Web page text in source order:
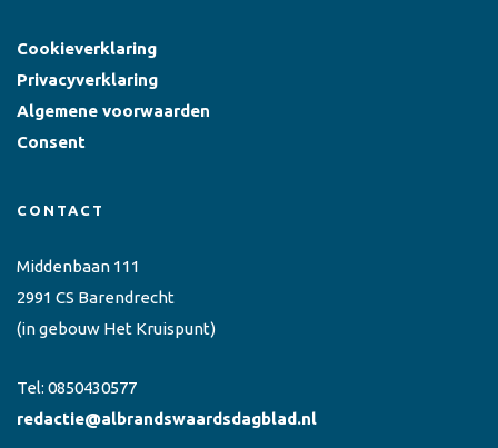
Cookieverklaring
Privacyverklaring
Algemene voorwaarden
Consent
CONTACT
Middenbaan 111
2991 CS Barendrecht
(in gebouw Het Kruispunt)
Tel: 0850430577
redactie@albrandswaardsdagblad.nl